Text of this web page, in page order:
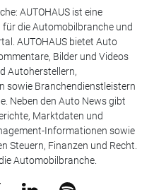
AUTOHAUS ist eine
die Automobilbranche und
AUTOHAUS bietet Auto
Bilder und Videos
Autoherstellern,
sowie Branchendienstleistern
Neben den Auto News gibt
Marktdaten und
Informationen sowie
Steuern, Finanzen und Recht.
Automobilbranche.